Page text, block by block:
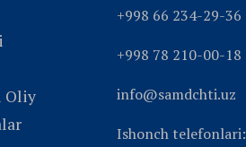
Oliy
+998 66 234-29-36
+998 78 210-00-18
info@samdchti.uz
Ishonch telefonlari: